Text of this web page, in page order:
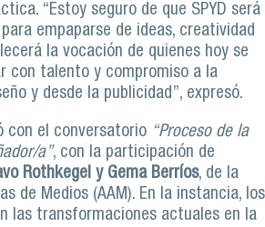
“Estoy seguro de que SPYD será
empaparse de ideas, creatividad
la vocación de quienes hoy se
con talento y compromiso a la
y desde la publicidad”, expresó.
con el conversatorio “Proceso de la
a”, con la participación de
Rothkegel y Gema Berríos, de la
de Medios (AAM). En la instancia, los
las transformaciones actuales en la